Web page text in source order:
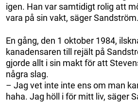
igen. Han var samtidigt rolig att
vara på sin vakt, säger Sandström.
En gång, den 1 oktober 1984,
kanadensaren till rejält på
gjorde allt i sin makt för att
några slag.
– Jag vet inte inte ens om man
haha. Jag höll i för mitt liv, säger